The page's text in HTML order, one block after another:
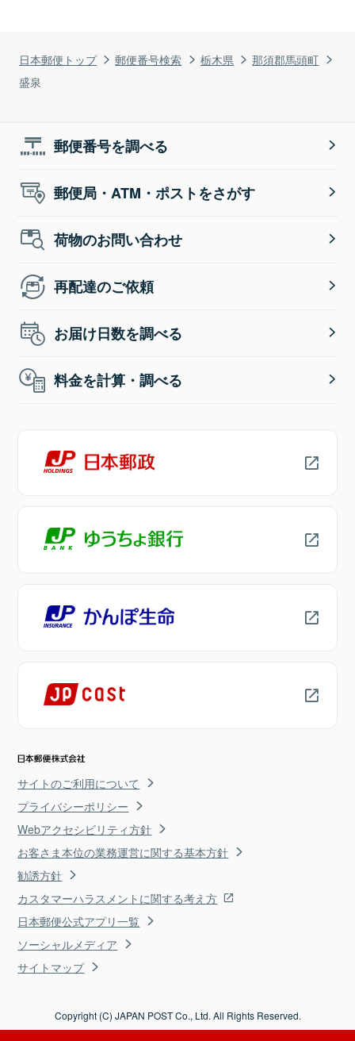
日本郵便トップ 郵便番号検索 栃木県
那須郡馬頭町
盛泉
郵便番号を調べる
郵便局・ATM・ポストをさがす
荷物のお問い合わせ
再配達のご依頼
お届け日数を調べる
料金を計算・調べる
サイトのご利用について
プライバシーポリシー
Webアクセシビリティ方針
お客さま本位の業務運営に関する基本方針
勧誘方針
カスタマーハラスメントに関する考え方
日本郵便公式アプリ一覧
ソーシャルメディア
サイトマップ
Copyright (C) JAPAN POST Co., Ltd. All Rights Reserved.